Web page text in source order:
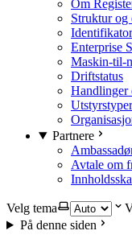
Om
Struktur
Enterprise
Maskin-til-
Driftstatus
Handlinger
Partnere
Avtale om
Velg tema
På denne siden